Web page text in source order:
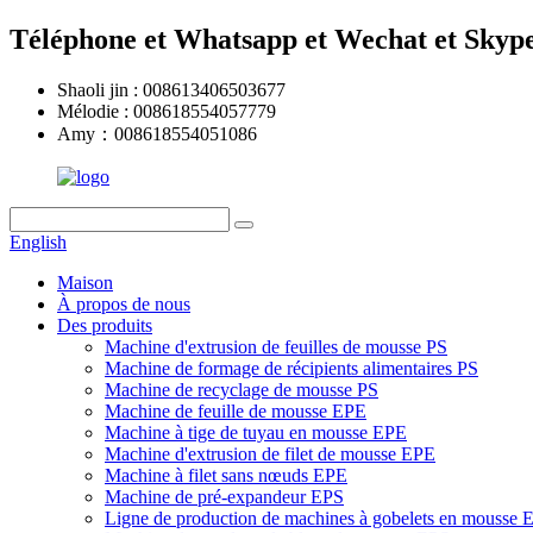
Téléphone et Whatsapp et Wechat et
Shaoli jin : 008613406503677
Mélodie : 008618554057779
Amy：008618554051086
English
Maison
À propos de nous
Des produits
Machine d'extrusion de feuilles de mousse PS
Machine de formage de récipients alimentaires PS
Machine de recyclage de mousse PS
Machine de feuille de mousse EPE
Machine à tige de tuyau en mousse EPE
Machine d'extrusion de filet de mousse EPE
Machine à filet sans nœuds EPE
Machine de pré-expandeur EPS
Ligne de production de machines à gobelets en mousse